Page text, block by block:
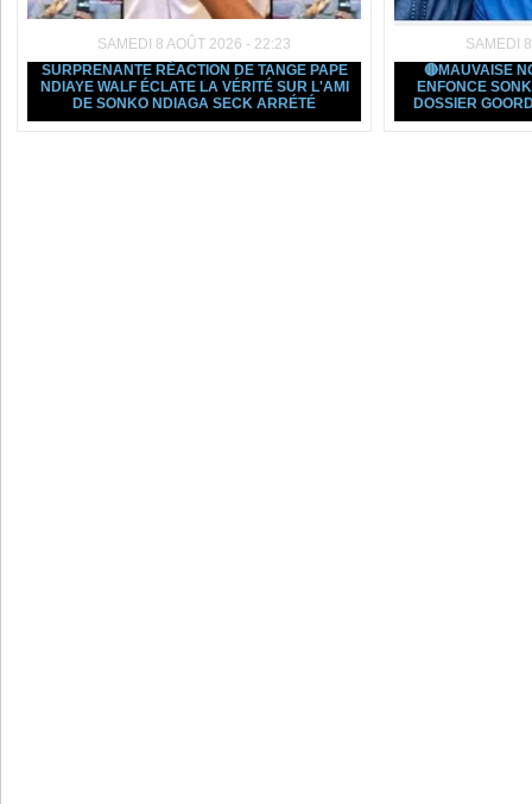
SAMEDI 8 AOÛT 2026 - 22:23
SURPRENANTE RÉACTION DE TANGE PAPE
NDIAYE WALF ÉCLATE LA VÉRITÉ SUR L'AMI
DE SONKO NDIAGA SECK ARRÉTÉ
SAMEDI
🔴MAUVAISE
ENFONCE
DOSSIER